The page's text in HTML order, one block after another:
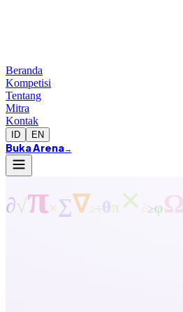
Beranda
Kompetisi
Tentang
Mitra
Kontak
ID EN
Buka Arena→
∂√π× ∑∇≥÷θπ × ∂≥φΩ